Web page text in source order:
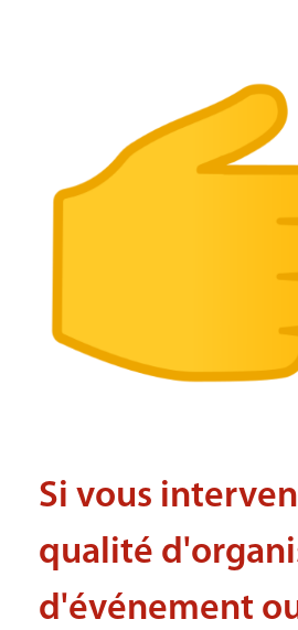
Si vous
qualité
d'événement